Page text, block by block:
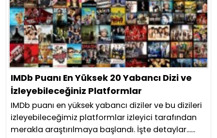
IMDb Puanı En Yüksek 20 Yabancı Dizi ve
İzleyebileceğiniz Platformlar
IMDb puanı en yüksek yabancı diziler ve bu dizileri
izleyebileceğimiz platformlar izleyici tarafından
merakla araştırılmaya başlandı. İşte detaylar......